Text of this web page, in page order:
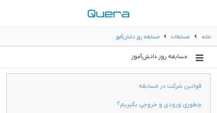
خانه مسابقات مسابقه روز دانش‌آموز
مسابقه روز دانش‌آموز
قوانین شرکت در مسابقه
چطوری ورودی و خروجی بگیریم؟